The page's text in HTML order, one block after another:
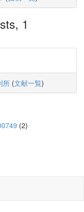
1
所 (文献一覧)
(2)